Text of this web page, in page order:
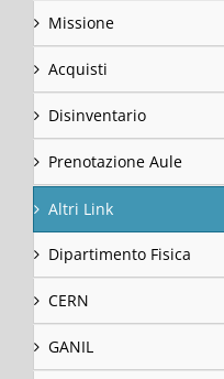
Missione
Acquisti
Disinventario
Prenotazione Aule
Altri Link
Dipartimento Fisica
CERN
GANIL